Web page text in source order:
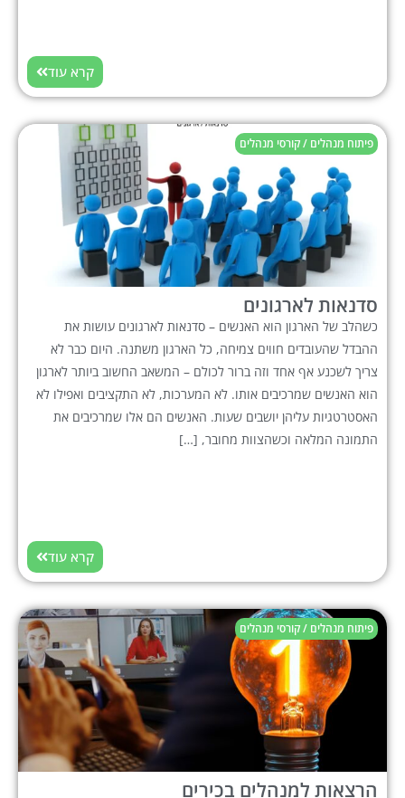
קרא עוד
פיתוח מנהלים / קורסי מנהלים
סדנאות לארגונים
כשהלב של הארגון הוא האנשים – סדנאות לארגונים עושות את
ההבדל שהעובדים חווים צמיחה, כל הארגון משתנה. היום כבר לא
צריך לשכנע אף אחד וזה ברור לכולם – המשאב החשוב ביותר לארגון
הוא האנשים שמרכיבים אותו. לא המערכות, לא התקציבים ואפילו לא
האסטרטגיות עליהן יושבים שעות. האנשים הם אלו שמרכיבים את
התמונה המלאה וכשהצוות מחובר, […]
קרא עוד
פיתוח מנהלים / קורסי מנהלים
הרצאות למנהלים בכירים